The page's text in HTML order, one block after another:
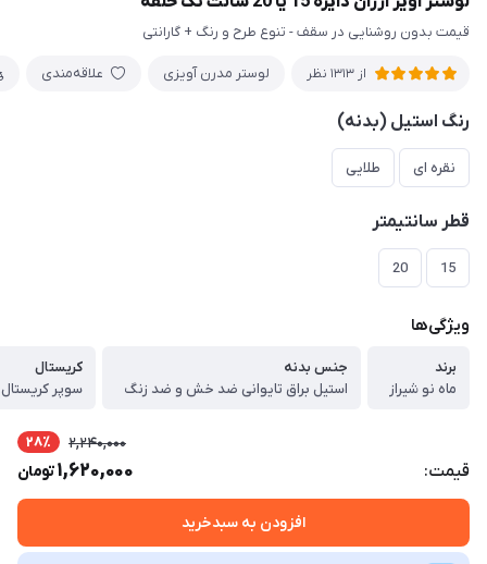
قیمت بدون روشنایی در سقف - تنوع طرح و رنگ + گارانتی
از 1313 نظر لوستر مدرن آویزی علاقه‌مندی
رنگ استیل (بدنه)
نقره ای طلایی
قطر سانتیمتر
15
20
ویژگی‌ها
برند
ماه نو شیراز
جنس بدنه
استیل براق تایوانی ضد خش و ضد زنگ
کریستال
قیمت:
2,240,000 28٪
1,620,000تومان
افزودن به سبدخرید